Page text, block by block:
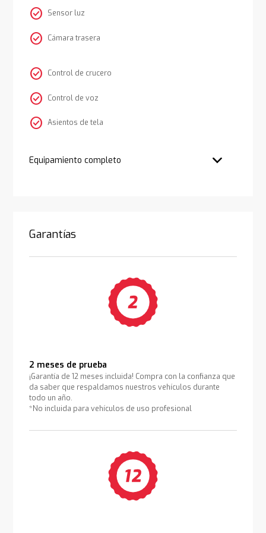
check_circle Sensor luz
check_circle Cámara trasera
check_circle Control de crucero
check_circle Control de voz
check_circle Asientos de tela
Equipamiento completo
Garantías
2 meses de prueba
¡Garantía de 12 meses incluida! Compra con la confianza que
da saber que respaldamos nuestros vehículos durante
todo un año.
*No incluida para vehículos de uso profesional